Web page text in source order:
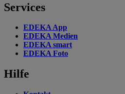
Services
EDEKA App
EDEKA Medien
EDEKA smart
EDEKA Foto
Hilfe